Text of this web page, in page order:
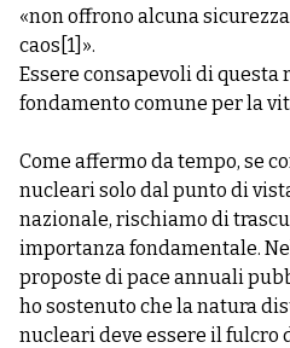
«non offrono alcuna
caos [1] ».
Essere consapevoli di questa
fondamento comune per la
Come affermo da tempo, se
nucleari solo dal punto di
nazionale, rischiamo di
importanza fondamentale.
proposte di pace annuali
ho sostenuto che la natura
nucleari deve essere il fulcro